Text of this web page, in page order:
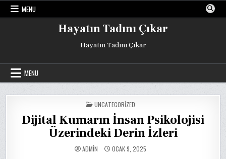
Skip
MENU
Hayatın Tadını Çıkar
Hayatın Tadını Çıkar
MENU
POSTED
IN
UNCATEGORIZED
Dijital Kumarın İnsan Psikolojisi
Üzerindeki Derin İzleri
ADMIN OCAK 9, 2025